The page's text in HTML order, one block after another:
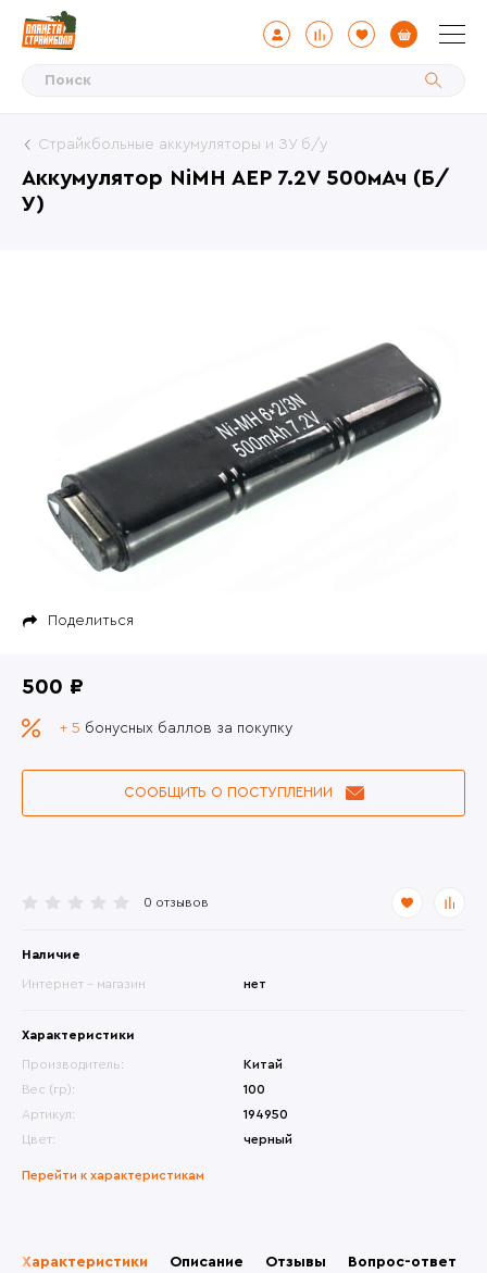
Аккумулятор NiMH AEP 7.2V 500мАч (Б/
У)
Страйкбольные аккумуляторы и ЗУ б/у
Поделиться
0 отзывов
Наличие
Интернет - магазин нет
Характеристики
Производитель:
Китай
Вес (гр):
100
Артикул:
194950
Цвет:
черный
Перейти к характеристикам
500 ₽
+ 5 бонусных баллов за покупку
СООБЩИТЬ О ПОСТУПЛЕНИИ
Характеристики Описание Отзывы Вопрос-ответ